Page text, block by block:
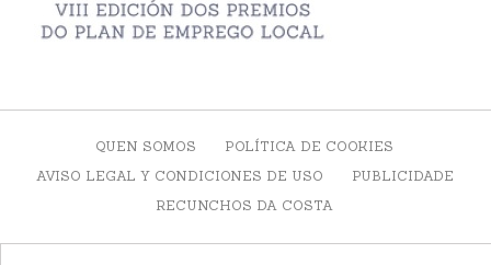
QUEN SOMOS
POLÍTICA DE COOKIES
AVISO LEGAL Y CONDICIONES DE USO
PUBLICIDADE
RECUNCHOS DA COSTA